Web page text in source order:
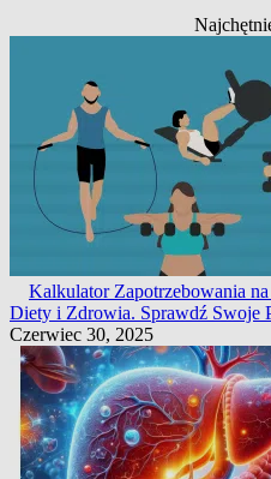
Kalkulator Zapotrzebowania
Diety i Zdrowia. Sprawdź Swoje
Czerwiec 30, 2025